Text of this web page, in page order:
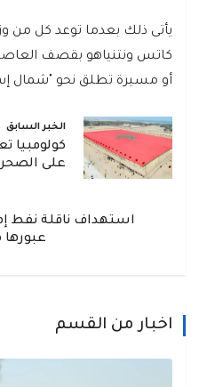
يأتى ذلك بعدما توعد كل من
كاتس ونتنياهو بقصف
أو مسيرة تطلق نحو "شمال
الخبر السابق
كولومبيا
على
استهداف ناقلة نفط
اخبار من القسم